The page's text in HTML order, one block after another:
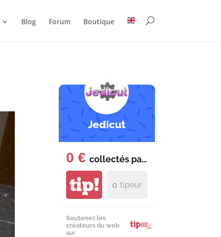
Blog Forum Boutique
Jedicut
0 € collectés par
tip! 0 tipeur
Soutenez les
créateurs du web
sur